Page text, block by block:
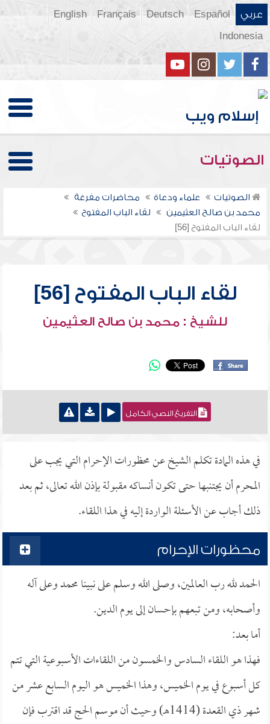
عربي Español
Deutsch
Français
English
Indonesia
الصوتيات
الصوتيات علماء ودعاة
محاضرات مفرغة
محمد بن صالح العثيمين
لقاء الباب المفتوح
لقاء الباب المفتوح [56]
لقاء الباب المفتوح [56]
للشيخ : محمد بن صالح العثيمين
التفريغ النصي الكامل
في هذه المادة تكلم الشيخ عن محظورات الإحرام التي يجب على
المحرم أن يجتنبها حتى تكون أنساكه مقبولة بإذن الله تعالى، ثم بعد
ذلك أجاب عن الأسئلة الواردة إليه في هذا اللقاء.
محظورات الإحرام
الحمد لله رب العالمين، وصلى الله وسلم على نبينا محمد وعلى آله
وأصحابه، ومن تبعهم بإحسان إلى يوم الدين.
أما بعد:
فهذا هو اللقاء السادس والخمسون من اللقاءات الأسبوعية التي تتم
كل أسبوع في يوم الخميس، وهذا الخميس هو اليوم السابع عشر من
شهر ذي القعدة (1414هـ) وحيث أن موسم الحج قد اقترب فإن